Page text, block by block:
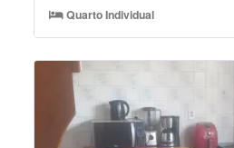
Quarto Individual